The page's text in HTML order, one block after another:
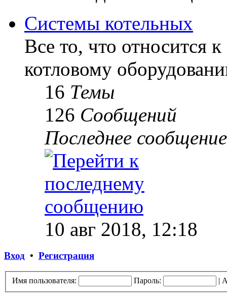
Системы котельных
Все то, что относится
котловому
16 Темы
126 Сообщений
Последнее сообщение
10 авг 2018, 12:18
Вход • Регистрация
Имя пользователя: Пароль: |